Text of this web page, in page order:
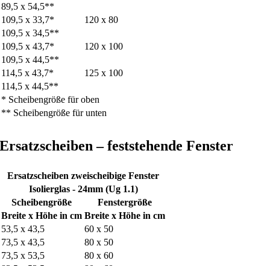
89,5 x 54,5**
109,5 x 33,7*
120 x 80
109,5 x 34,5**
109,5 x 43,7*
120 x 100
109,5 x 44,5**
114,5 x 43,7*
125 x 100
114,5 x 44,5**
* Scheibengröße für oben
** Scheibengröße für unten
Ersatzscheiben – feststehende Fenster
Ersatzscheiben zweischeibige Fenster
Isolierglas - 24mm (Ug 1.1)
Scheibengröße
Fenstergröße
Breite x Höhe in cm Breite x Höhe in cm
53,5 x 43,5
60 x 50
73,5 x 43,5
80 x 50
73,5 x 53,5
80 x 60